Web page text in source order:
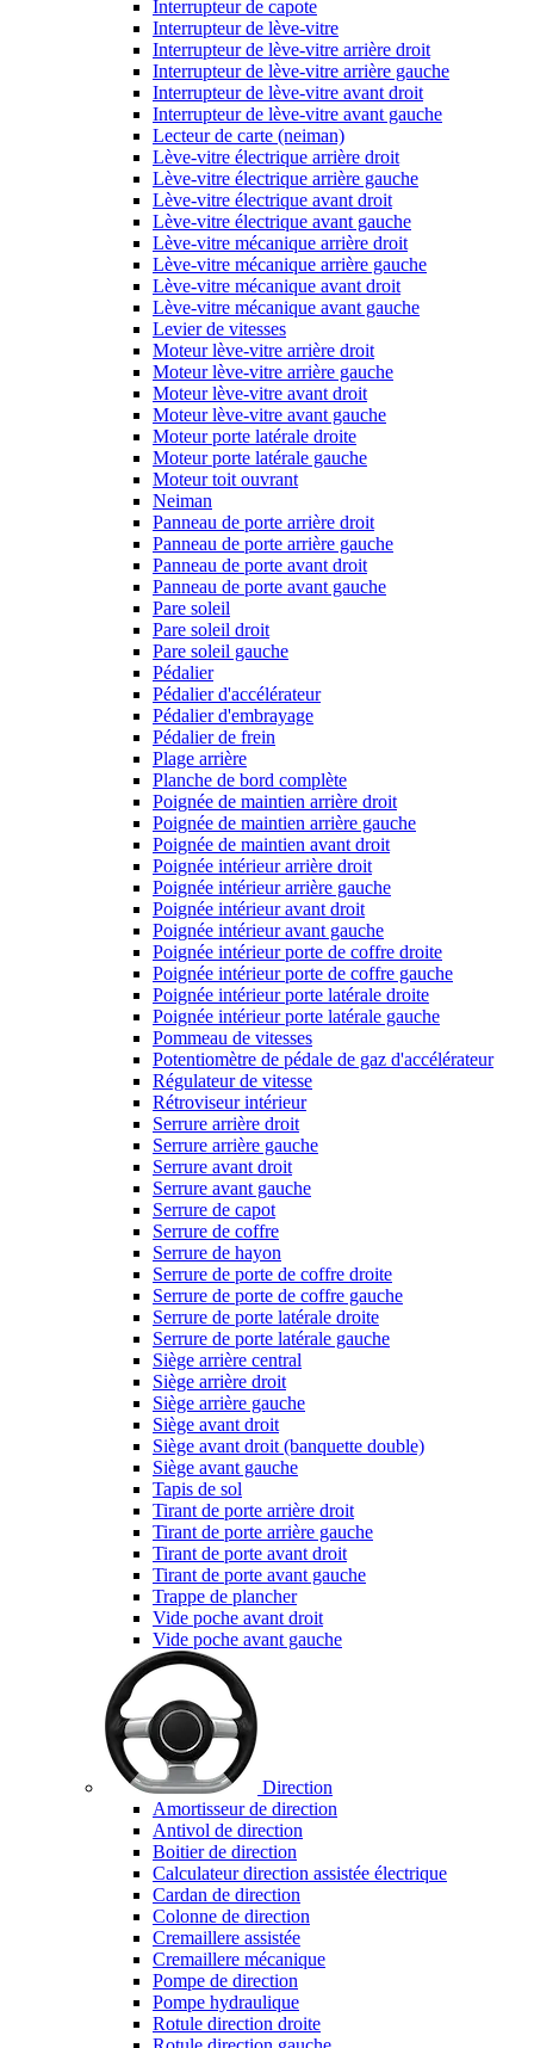
Interrupteur de capote
Interrupteur de lève-vitre
Interrupteur de lève-vitre arrière droit
Interrupteur de lève-vitre arrière gauche
Interrupteur de lève-vitre avant droit
Interrupteur de lève-vitre avant gauche
Lecteur de carte (neiman)
Lève-vitre électrique arrière droit
Lève-vitre électrique arrière gauche
Lève-vitre électrique avant droit
Lève-vitre électrique avant gauche
Lève-vitre mécanique arrière droit
Lève-vitre mécanique arrière gauche
Lève-vitre mécanique avant droit
Lève-vitre mécanique avant gauche
Levier de vitesses
Moteur lève-vitre arrière droit
Moteur lève-vitre arrière gauche
Moteur lève-vitre avant droit
Moteur lève-vitre avant gauche
Moteur porte latérale droite
Moteur porte latérale gauche
Moteur toit ouvrant
Neiman
Panneau de porte arrière droit
Panneau de porte arrière gauche
Panneau de porte avant droit
Panneau de porte avant gauche
Pare soleil
Pare soleil droit
Pare soleil gauche
Pédalier
Pédalier d'accélérateur
Pédalier d'embrayage
Pédalier de frein
Plage arrière
Planche de bord complète
Poignée de maintien arrière droit
Poignée de maintien arrière gauche
Poignée de maintien avant droit
Poignée intérieur arrière droit
Poignée intérieur arrière gauche
Poignée intérieur avant droit
Poignée intérieur avant gauche
Poignée intérieur porte de coffre droite
Poignée intérieur porte de coffre gauche
Poignée intérieur porte latérale droite
Poignée intérieur porte latérale gauche
Pommeau de vitesses
Potentiomètre de pédale de gaz d'accélérateur
Régulateur de vitesse
Rétroviseur intérieur
Serrure arrière droit
Serrure arrière gauche
Serrure avant droit
Serrure avant gauche
Serrure de capot
Serrure de coffre
Serrure de hayon
Serrure de porte de coffre droite
Serrure de porte de coffre gauche
Serrure de porte latérale droite
Serrure de porte latérale gauche
Siège arrière central
Siège arrière droit
Siège arrière gauche
Siège avant droit
Siège avant droit (banquette double)
Siège avant gauche
Tapis de sol
Tirant de porte arrière droit
Tirant de porte arrière gauche
Tirant de porte avant droit
Tirant de porte avant gauche
Trappe de plancher
Vide poche avant droit
Vide poche avant gauche
Direction
Amortisseur de direction
Antivol de direction
Boitier de direction
Calculateur direction assistée électrique
Cardan de direction
Colonne de direction
Cremaillere assistée
Cremaillere mécanique
Pompe de direction
Pompe hydraulique
Rotule direction droite